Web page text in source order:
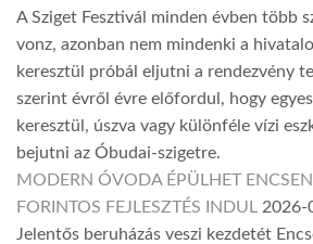
A Sziget Fesztivál minden évben több
vonz, azonban nem mindenki a
keresztül próbál eljutni a rendezvény
szerint évről évre előfordul, hogy
keresztül, úszva vagy különféle vízi
bejutni az Óbudai-szigetre.
MODERN ÓVODA ÉPÜLHET
FORINTOS FEJLESZTÉS INDUL 2026-
Jelentős beruházás veszi kezdetét